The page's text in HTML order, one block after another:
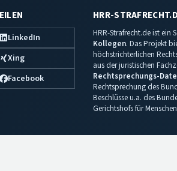
LinkedIn
Xing
Facebook
HRR-
HRR-Strafrecht.de ist ein
Kollegen. Das Projekt
höchstrichterlichen
aus der juristischen
Rechtsprechungs-
Rechtsprechung des
Beschlüsse u.a. des
Gerichtshofs für